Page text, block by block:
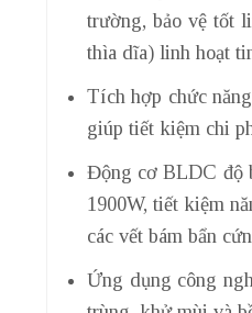
trường, bảo vệ tốt
thìa dĩa) linh hoạt
Tích hợp chức
giúp tiết kiệm chi
Động cơ BLDC độ
1900W, tiết kiệm
các vết bám bẩn
Ứng dụng công